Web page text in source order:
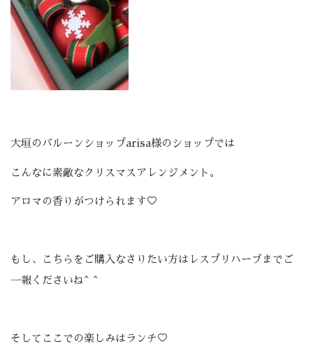
大垣のバルーンショップarisa様のショップでは
こんなに素敵なクリスマスアレンジメント。
アロマの香りがつけられます♡
もし、こちらをご購入なさりたい方はレスプリハーブまでご
一報くださいね^ ^
そしてここでの楽しみはランチ♡